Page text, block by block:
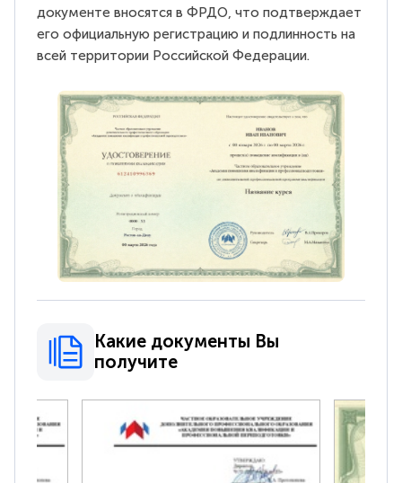
документе вносятся в ФРДО, что подтверждает
его официальную регистрацию и подлинность на
всей территории Российской Федерации.
Какие документы Вы
получите